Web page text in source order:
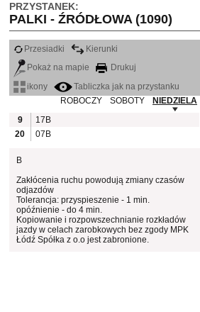
PRZYSTANEK:
PALKI - ŹRÓDŁOWA (1090)
Przesiadki
Kierunki
Pokaż na mapie
Drukuj
ikony
Tabliczka jak na przystanku
ROBOCZY
SOBOTY
NIEDZIELA
9
17B
20
07B
B
Zakłócenia ruchu powodują zmiany czasów
odjazdów
Tolerancja: przyspieszenie - 1 min.
opóźnienie - do 4 min.
Kopiowanie i rozpowszechnianie rozkładów
jazdy w celach zarobkowych bez zgody MPK
Łódź Spółka z o.o jest zabronione.